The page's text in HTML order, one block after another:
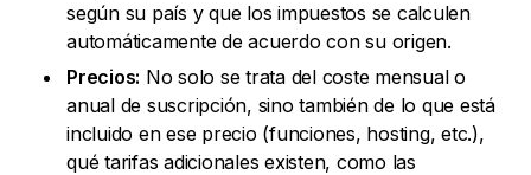
según su país y que los impuestos se calculen
automáticamente de acuerdo con su origen.
Precios: No solo se trata del coste mensual o
anual de suscripción, sino también de lo que está
incluido en ese precio (funciones, hosting, etc.),
qué tarifas adicionales existen, como las